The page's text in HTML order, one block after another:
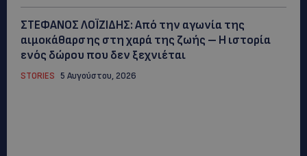
ΣΤΕΦΑΝΟΣ ΛΟΪΖΙΔΗΣ: Από την αγωνία της
αιμοκάθαρσης στη χαρά της ζωής – Η ιστορία
ενός δώρου που δεν ξεχνιέται
STORIES 5 Αυγούστου, 2026